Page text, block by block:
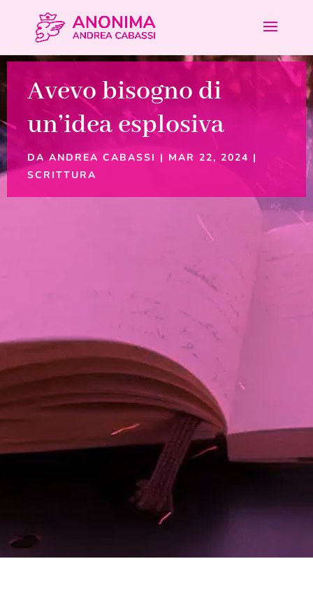
Avevo bisogno di
un’idea esplosiva
DAANDREA CABASSI | MAR 22, 2024 |
SCRITTURA